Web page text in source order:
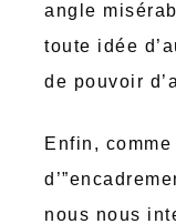
angle
toute idée
de pouvoir
Enfin,
nous nous